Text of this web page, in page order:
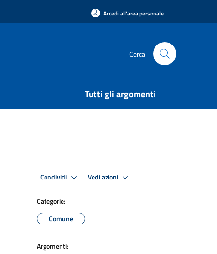
Accedi all'area personale
Cerca
Tutti gli argomenti
Condividi Vedi azioni
Categorie:
Comune
Argomenti: